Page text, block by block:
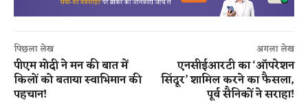
पिछला लेख
पीएम मोदी ने मन की बात में
किलों को बताया स्वाभिमान की
पहचान!
अगला लेख
एनसीईआरटी का ‘ऑपरेशन
सिंदूर’ शामिल करने का फैसला,
पूर्व सैनिकों ने सराहा!